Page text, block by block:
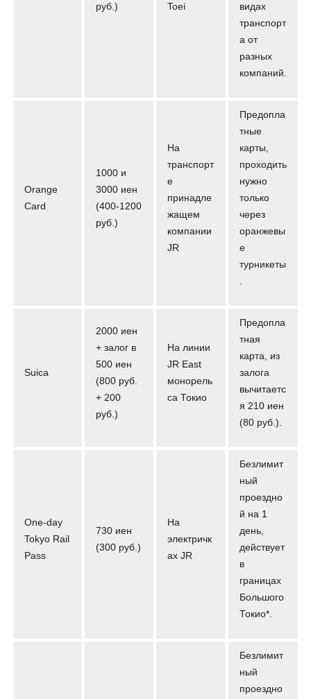
руб.)
Toei
видах
транспорт
а от
разных
компаний.
Orange
Card
1000 и
3000 иен
(400-1200
руб.)
На
транспорт
е
принадле
жащем
компании
JR
Предопла
тные
карты,
проходить
нужно
только
через
оранжевы
е
турникеты
Suica
2000 иен
+ залог в
500 иен
(800 руб.
+ 200
руб.)
На линии
JR East
монорель
са Токио
Предопла
тная
карта, из
залога
вычитаетс
я 210 иен
(80 руб.).
One-day
Tokyo Rail
Pass
730 иен
(300 руб.)
На
электричк
ах JR
Безлимит
ный
проездно
й на 1
день,
действует
в
границах
Большого
Токио*.
Безлимит
ный
проездно